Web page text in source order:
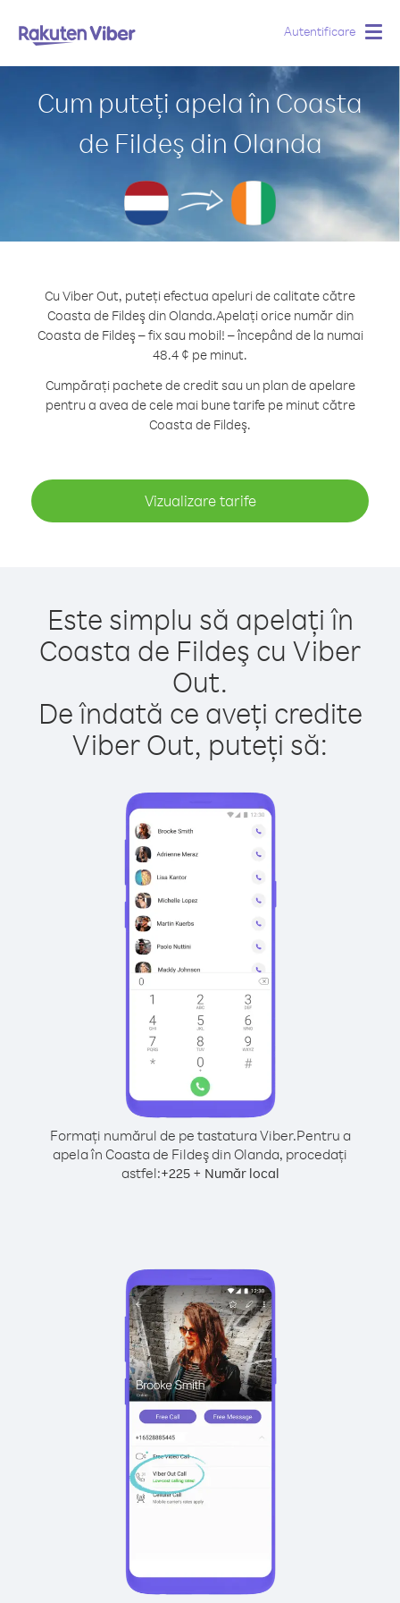
Autentificare
Cum puteți apela în Coasta
de Fildeş din Olanda
Cu Viber Out, puteți efectua apeluri de calitate către
Coasta de Fildeş din Olanda.Apelați orice număr din
Coasta de Fildeş – fix sau mobil! – începând de la numai
48.4 ¢ pe minut.
Cumpărați pachete de credit sau un plan de apelare
pentru a avea de cele mai bune tarife pe minut către
Coasta de Fildeş.
Vizualizare tarife
Este simplu să apelați în
Coasta de Fildeş cu Viber
Out.
De îndată ce aveți credite
Viber Out, puteți să:
Formați numărul de pe tastatura Viber.Pentru a
apela în Coasta de Fildeş din Olanda, procedați
astfel:+225+ Număr local